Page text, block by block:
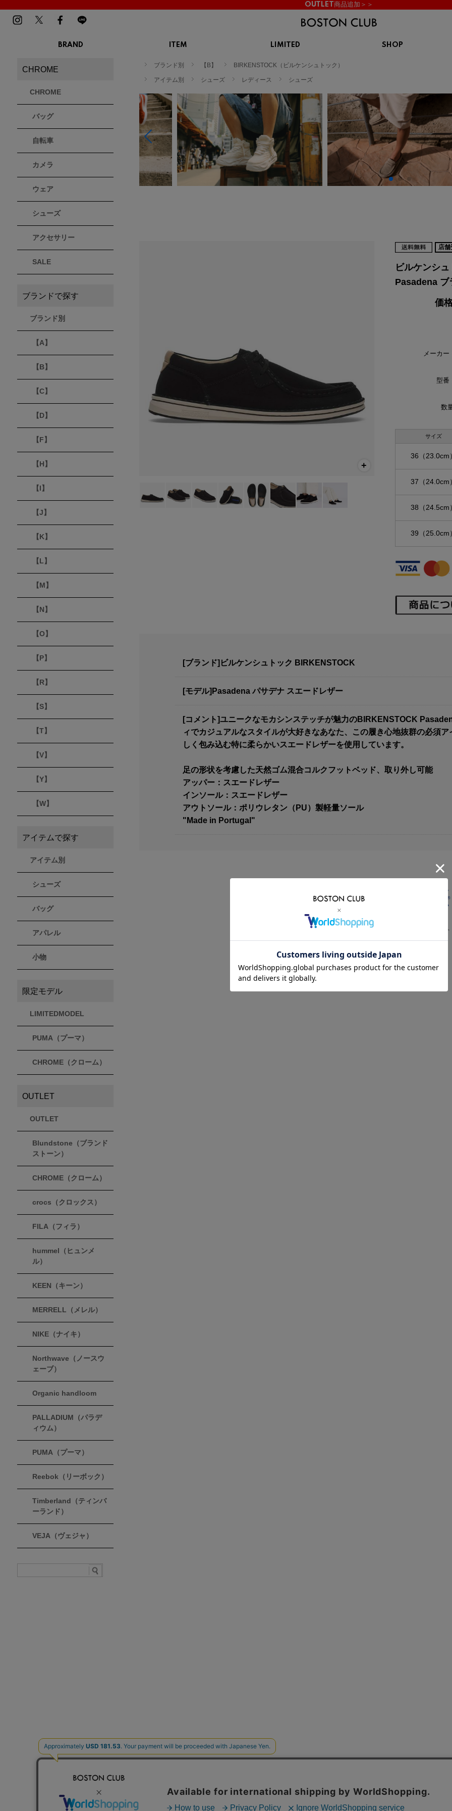
OUTLET商品追加＞＞
BRAND
BMZ
BROOKS
CHROME
Dr.Martens
ドクターマーチン
フィラ
Flower MOUNTAIN
フラワーマウンテン
hummel
ヒュンメル
INOV8
イノヴェイト
KARHU
カルフ
KEEN
キーン
MOUTH
new balance
ニューバランス
NIKE
ナイキ
Northwave
ノースウェーブ
OAKLEY
オークリー
オン
パトリック
YETI
ITEM
スニーカー
ブーツ
トレッキングシューズ
ルームシューズ
アウター
トップス
パンツ
ソックス
アクセサリー
サンダル
ブーツ
トレッキングシューズ
ルームシューズ
アウター
トップス
パンツ
ソックス
LIMITED SHOP
ブランド別 【B】 BIRKENSTOCK（ビルケンシュトック）
アイテム別 シューズ レディース シューズ
店
ビルケンシ
Pasadena ブ
価
メーカー
型番
数
サイズ
36（23.0cm）
37（24.0cm）
38（24.5cm）
39（25.0cm）
[ブランド]ビルケンシュトック BIRKENSTOCK
[モデル]Pasadena パサデナ スエードレザー
[コメント]ユニークなモカシンステッチが魅力のBIRKENSTOCK
ィでカジュアルなスタイルが大好きなあなた、この履き心地抜群の必須
しく包み込む特に柔らかいスエードレザーを使用しています。
足の形状を考慮した天然ゴム混合コルクフットベッド、取り外し可能
アッパー：スエードレザー
インソール：スエードレザー
アウトソール：ポリウレタン（PU）製軽量ソール
"Made in Portugal"
ビルケンシュトック一覧ページへ
CHROME
CHROME
バッグ
自転車
カメラ
ウェア
シューズ
アクセサリー
SALE
ブランドで探す
ブランド別
【A】
【B】
【C】
【D】
【F】
【H】
【I】
【J】
【K】
【L】
【M】
【N】
【O】
【P】
【R】
【S】
【T】
【V】
【Y】
【W】
アイテムで探す
アイテム別
シューズ
バッグ
アパレル
小物
限定モデル
LIMITEDMODEL
PUMA（プーマ）
CHROME（クローム）
OUTLET
OUTLET
Blundstone（ブランド
ストーン）
CHROME（クローム）
crocs（クロックス）
FILA（フィラ）
hummel（ヒュンメ
ル）
KEEN（キーン）
MERRELL（メレル）
NIKE（ナイキ）
Northwave（ノースウ
ェーブ）
Organic handloom
PALLADIUM（パラデ
ィウム）
PUMA（プーマ）
Reebok（リーボック）
Timberland（ティンバ
ーランド）
VEJA（ヴェジャ）